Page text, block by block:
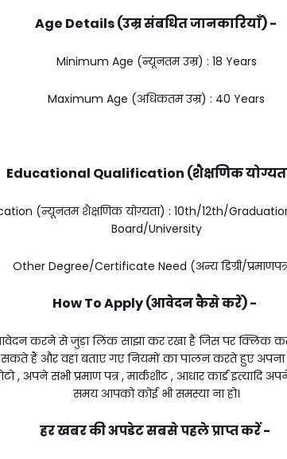
Age Details (उम्र संबधित जानकारियाँ) -
Minimum Age (न्यूनतम उम्र) : 18 Years
Maximum Age (अधिकतम उम्र) : 40 Years
Educational Qualification (शैक्षणिक
(न्यूनतम शैक्षणिक योग्यता) : 10th/12th/
Board/University
Other Degree/Certificate Need (अन्य डिग्री/
How To Apply (आवेदन कैसे करें) -
करने से जुड़ा लिंक साझा कर रखा है जिस पर क्लिक
हैं और वहां बताए गए नियमों का पालन करते हुए
, अपने सभी प्रमाण पत्र , मार्कशीट , आधार कार्ड
समय आपको कोई भी समस्या ना हो।
हर खबर की अपडेट सबसे पहले प्राप्त करें -